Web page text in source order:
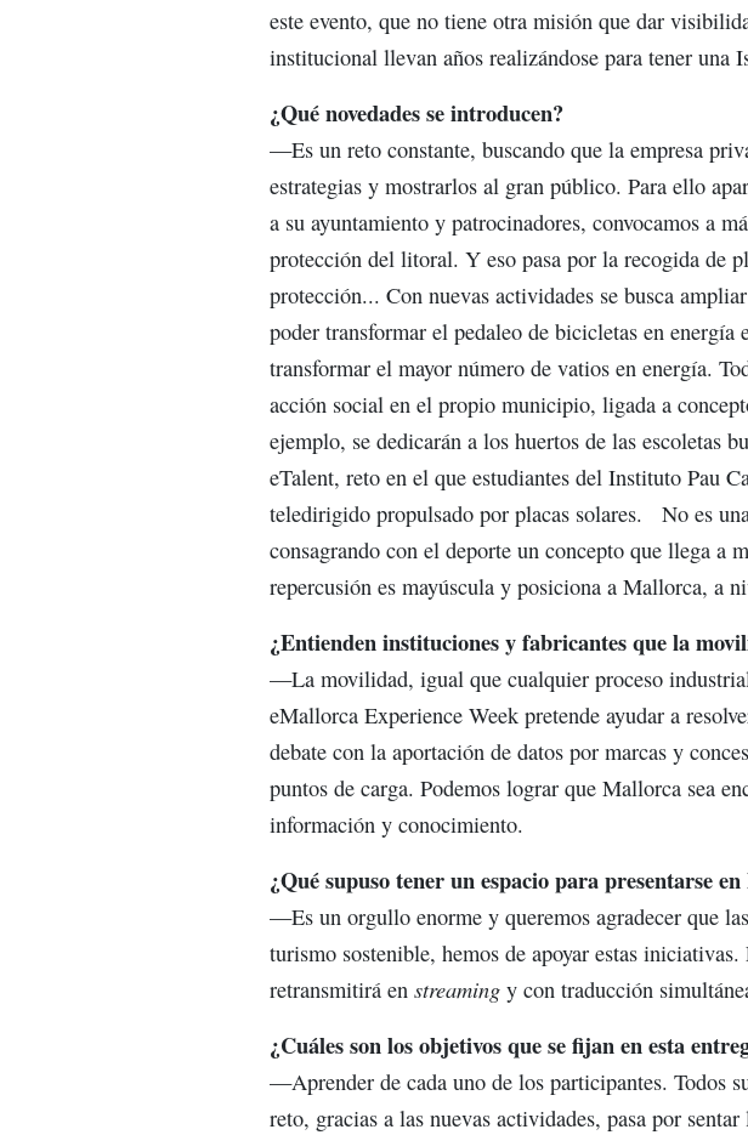
este evento, que no tiene otra misión que dar
institucional llevan años realizándose para tener una
¿Qué novedades se introducen?
—Es un reto constante, buscando que la empresa
estrategias y mostrarlos al gran público. Para ello
a su ayuntamiento y patrocinadores, convocamos a
protección del litoral. Y eso pasa por la recogida de
protección... Con nuevas actividades se busca
poder transformar el pedaleo de bicicletas en
transformar el mayor número de vatios en energía.
acción social en el propio municipio, ligada a
ejemplo, se dedicarán a los huertos de las escoletas
eTalent, reto en el que estudiantes del Instituto Pau
teledirigido propulsado por placas solares. No es
consagrando con el deporte un concepto que llega a
repercusión es mayúscula y posiciona a Mallorca, a
¿Entienden instituciones y fabricantes que la
—La movilidad, igual que cualquier proceso
eMallorca Experience Week pretende ayudar a
debate con la aportación de datos por marcas y
puntos de carga. Podemos lograr que Mallorca sea
información y conocimiento.
¿Qué supuso tener un espacio para presentarse
—Es un orgullo enorme y queremos agradecer que
turismo sostenible, hemos de apoyar estas
retransmitirá en streaming y con traducción
¿Cuáles son los objetivos que se fijan en esta
—Aprender de cada uno de los participantes. Todos
reto, gracias a las nuevas actividades, pasa por